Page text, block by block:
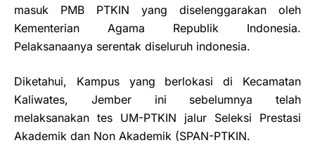
masuk PMB PTKIN yang diselenggarakan oleh
Kementerian Agama Republik Indonesia.
Pelaksanaanya serentak diseluruh indonesia.
Diketahui, Kampus yang berlokasi di Kecamatan
Kaliwates, Jember ini sebelumnya telah
melaksanakan tes UM-PTKIN jalur Seleksi Prestasi
Akademik dan Non Akademik (SPAN-PTKIN.